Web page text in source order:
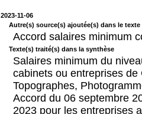
2023-11-06
Autre(s) source(s) ajoutée(s) dans le
Accord salaires minimum
Texte(s) traité(s) dans la synthèse
Salaires minimum du
cabinets ou entreprises
Topographes,
Accord du 06 septembre
2023 pour les entreprises